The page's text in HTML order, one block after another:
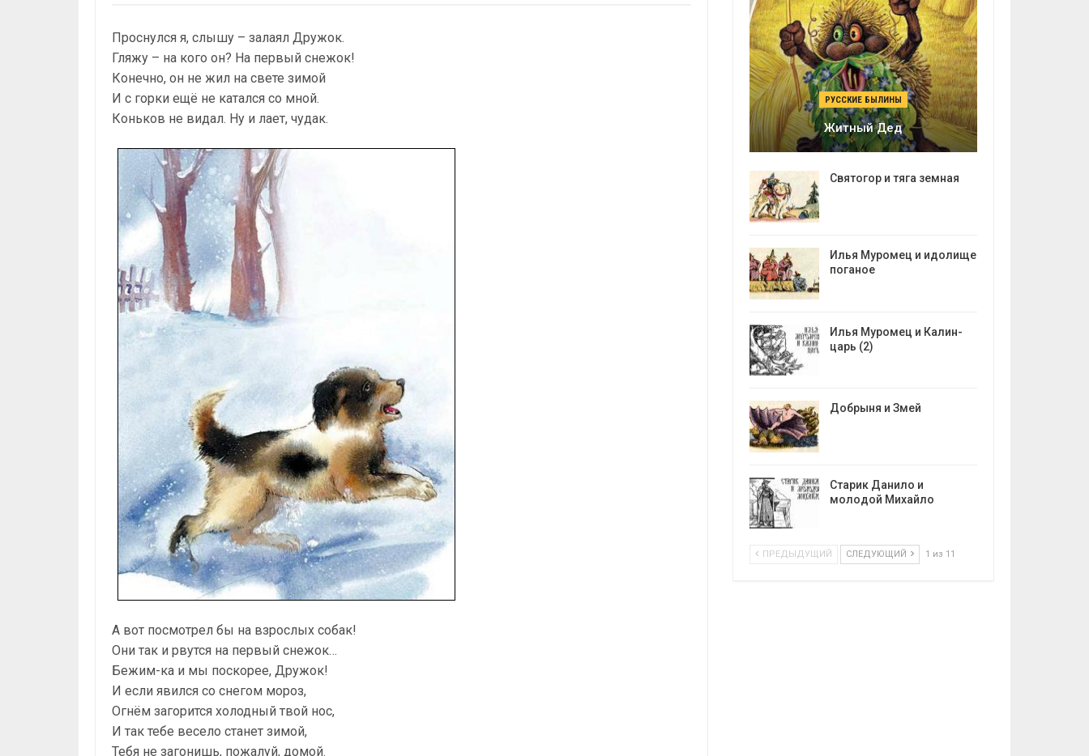
Проснулся я, слышу – залаял Дружок.
Гляжу – на кого он? На первый снежок!
Конечно, он не жил на свете зимой
И с горки ещё не катался со мной.
Коньков не видал. Ну и лает, чудак.
А вот посмотрел бы на взрослых собак!
Они так и рвутся на первый снежок…
Бежим-ка и мы поскорее, Дружок!
И если явился со снегом мороз,
Огнём загорится холодный твой нос,
И так тебе весело станет зимой,
Тебя не загонишь, пожалуй, домой.
РУССКИЕ БЫЛИНЫ
Житный Дед
Святогор и тяга земная
Илья Муромец и идолище
поганое
Илья Муромец и Калин-
царь (2)
Добрыня и Змей
Старик Данило и
молодой Михайло
ПРЕДЫДУЩИЙ СЛЕДУЮЩИЙ 1 из 11